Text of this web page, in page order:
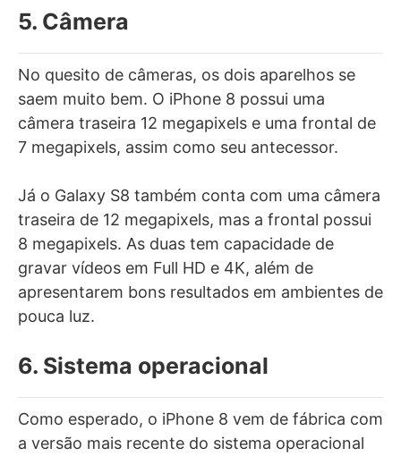
5. Câmera
No quesito de câmeras, os dois aparelhos se
saem muito bem. O iPhone 8 possui uma
câmera traseira 12 megapixels e uma frontal de
7 megapixels, assim como seu antecessor.
Já o Galaxy S8 também conta com uma câmera
traseira de 12 megapixels, mas a frontal possui
8 megapixels. As duas tem capacidade de
gravar vídeos em Full HD e 4K, além de
apresentarem bons resultados em ambientes de
pouca luz.
6. Sistema operacional
Como esperado, o iPhone 8 vem de fábrica com
a versão mais recente do sistema operacional